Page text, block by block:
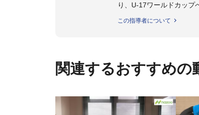
り、U-17ワールドカップ
「一人一人の健康な人生
この指導者について
関連するおすすめの